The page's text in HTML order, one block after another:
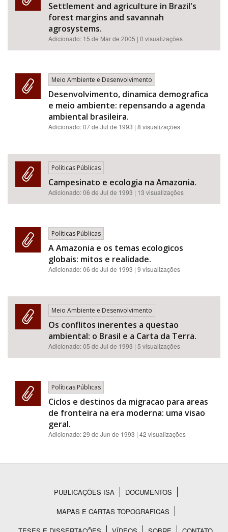
Settlement and agriculture in Brazil's
forest margins and savannah
agrosystems.
Adicionado: 15 de Mar de 2005 | 0 visualizações
Meio Ambiente e Desenvolvimento
Desenvolvimento, dinamica demografica
e meio ambiente: repensando a agenda
ambiental brasileira.
Adicionado:07 de Jul de 1993 | 8 visualizações
Políticas Públicas
Campesinato e ecologia na Amazonia.
Adicionado:06 de Jul de 1993 | 13 visualizações
Políticas Públicas
A Amazonia e os temas ecologicos
globais: mitos e realidade.
Adicionado:06 de Jul de 1993 | 9 visualizações
Meio Ambiente e Desenvolvimento
Os conflitos inerentes a questao
ambiental: o Brasil e a Carta da Terra.
Adicionado:05 de Jul de 1993 | 5 visualizações
Políticas Públicas
Ciclos e destinos da migracao para areas
de fronteira na era moderna: uma visao
geral.
Adicionado:29 de Jun de 1993 | 42 visualizações
Rodapé
PUBLICAÇÕES ISA
DOCUMENTOS
MAPAS E CARTAS TOPOGRAFICAS